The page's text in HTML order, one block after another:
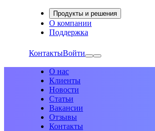
Продукты и решения
О компании
Поддержка
КонтактыВойти
О нас
Клиенты
Новости
Статьи
Вакансии
Отзывы
Контакты